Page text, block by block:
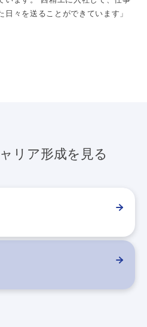
々を送ることができています」
リア形成を見る